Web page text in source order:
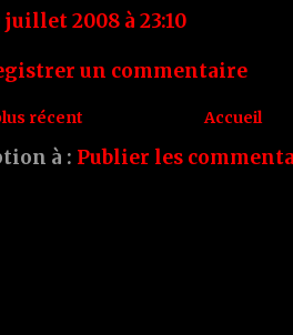
juillet 2008 à 23:10
un commentaire
récent Accueil
à : Publier les